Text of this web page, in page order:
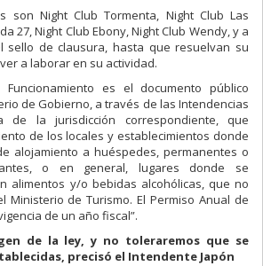
son Night Club Tormenta, Night Club Las
27, Night Club Ebony, Night Club Wendy, y a
sello de clausura, hasta que resuelvan su
a laborar en su actividad.
es el documento público
de Gobierno, a través de las Intendencias
de la jurisdicción correspondiente, que
de los locales y establecimientos donde
alojamiento a huéspedes, permanentes o
o en general, lugares donde se
alimentos y/o bebidas alcohólicas, que no
Ministerio de Turismo. El Permiso Anual de
de un año fiscal”.
de la ley, y no toleraremos que se
precisó el Intendente Japón